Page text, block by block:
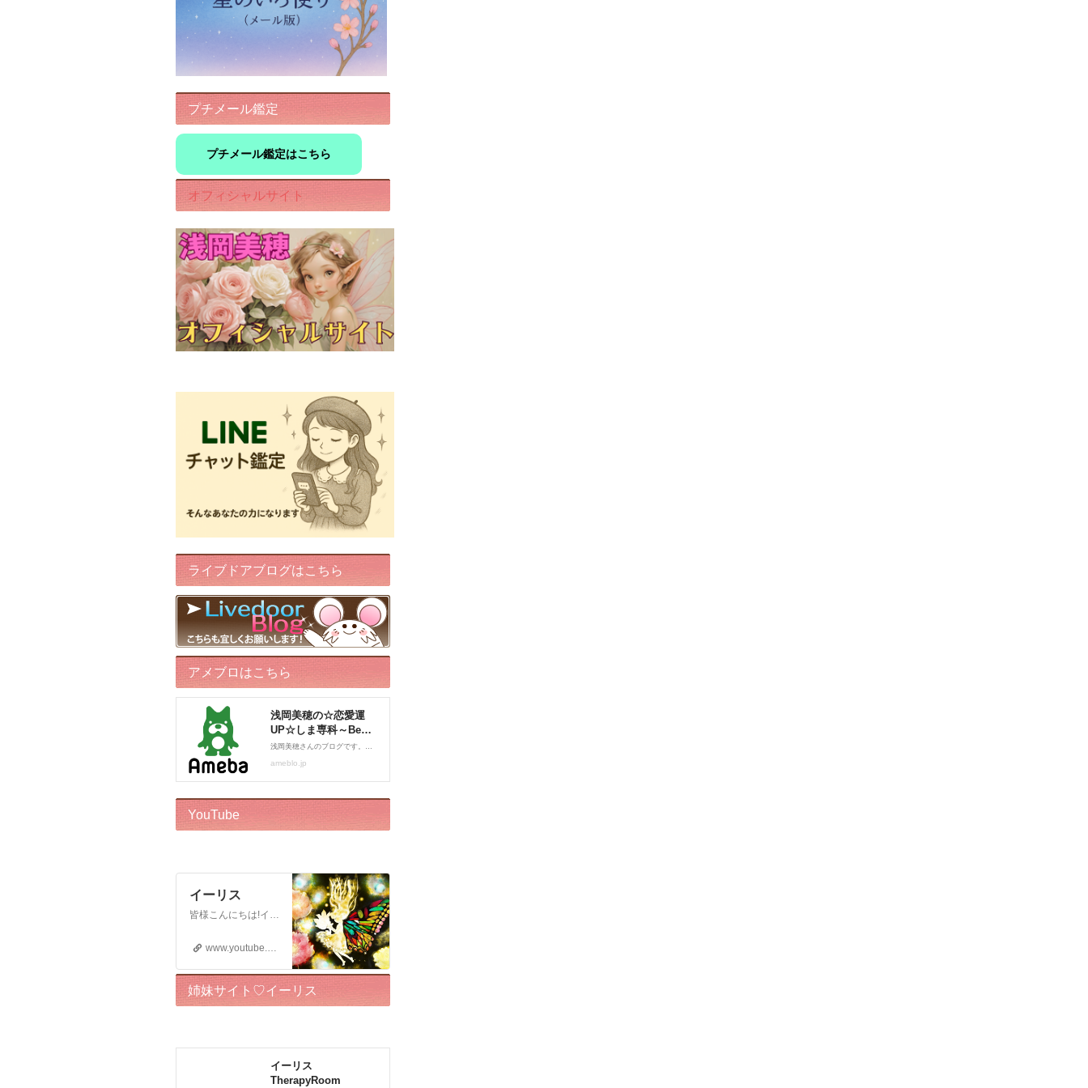
プチメール鑑定
プチメール鑑定はこちら
オフィシャルサイト
ライブドアブログはこちら
アメブロはこちら
YouTube
イーリス
皆様こんにちは!イーリスです! ドリーバーチュー博士公認 エンジェル・イントゥイティブ（AI）™です。 心理カウンセラー、カードセラピスト、アドバイザー、執筆をしております。 このチャンネルはボランティアでお届けしております。私自身がオラクルカードに救われた一人なので、 誰かのお役に立ちたいという気持ちからスタートいたしました! ※2018年12月22日から…
www.youtube.com
姉妹サイト♡イーリス